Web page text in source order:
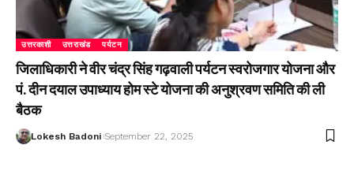
उत्तरकाशी उत्तराखंड पर्यटन
जिलाधिकारी ने वीर चंद्र सिंह गढ़वाली पर्यटन स्वरोजगार योजना और
पं. दीन दयाल उपाध्याय होम स्टे योजना की अनुश्रवण समिति की ली
बैठक
Lokesh Badoni September 22, 2025